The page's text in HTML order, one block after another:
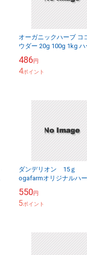
オーガニックハーブ コ
ウダー 20g 100g 1kg ハ
486円
4ポイント
ダンデリオン 15ｇ
ogafarmオリジナルハ
550円
5ポイント